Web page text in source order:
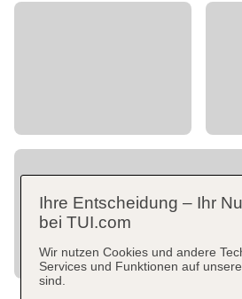
Ihre Entscheidung – Ihr
bei TUI.com
Wir nutzen Cookies und andere
Services und Funktionen auf
sind.